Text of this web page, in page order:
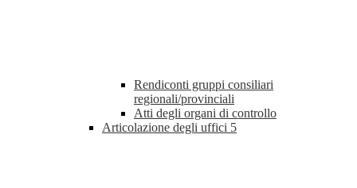
Rendiconti gruppi consiliari
regionali/provinciali
Atti degli organi di controllo
Articolazione degli uffici 5